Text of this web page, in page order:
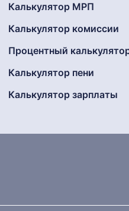
Калькулятор МРП
Калькулятор комиссии
Процентный
Калькулятор пени
Калькулятор зарплаты